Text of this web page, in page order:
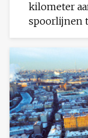
kilometer
spoorlijnen